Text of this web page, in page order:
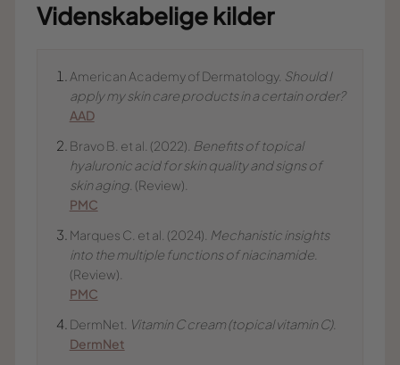
Videnskabelige kilder
American Academy of Dermatology. Should I
apply my skin care products in a certain order?
AAD
Bravo B. et al. (2022). Benefits of topical
hyaluronic acid for skin quality and signs of
skin aging. (Review).
PMC
Marques C. et al. (2024). Mechanistic insights
into the multiple functions of niacinamide.
(Review).
PMC
DermNet. Vitamin C cream (topical vitamin C).
DermNet